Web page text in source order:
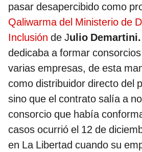
pasar desapercibido como
Qaliwarma del Ministerio de
Inclusión de Julio
dedicaba a formar
varias empresas, de esta
como distribuidor directo del
sino que el contrato salía a
consorcio que había
casos ocurrió el 12 de
en La Libertad cuando su